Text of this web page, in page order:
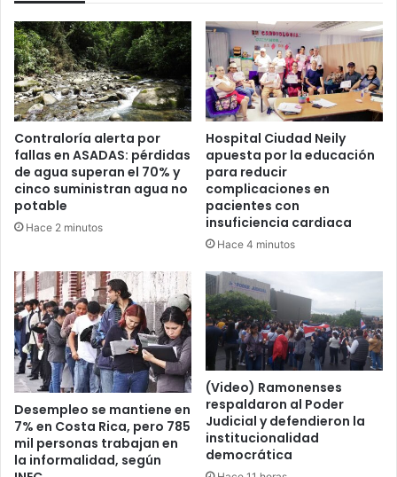
Contraloría alerta por
fallas en ASADAS: pérdidas
de agua superan el 70% y
cinco suministran agua no
potable
Hace 2 minutos
Hospital Ciudad Neily
apuesta por la educación
para reducir
complicaciones en
pacientes con
insuficiencia cardiaca
Hace 4 minutos
Desempleo se mantiene en
7% en Costa Rica, pero 785
mil personas trabajan en
la informalidad, según
(Video) Ramonenses
respaldaron al Poder
Judicial y defendieron la
institucionalidad
democrática